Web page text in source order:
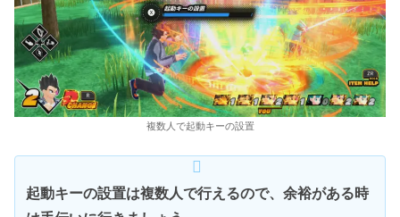
複数人で起動キーの設置
起動キーの設置は複数人で行えるので、余裕がある時